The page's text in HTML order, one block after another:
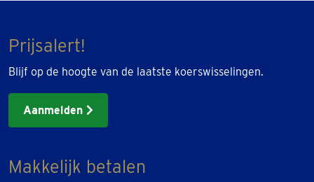
Prijsalert!
Blijf op de hoogte van de laatste koerswisselingen.
Aanmelden
Makkelijk betalen